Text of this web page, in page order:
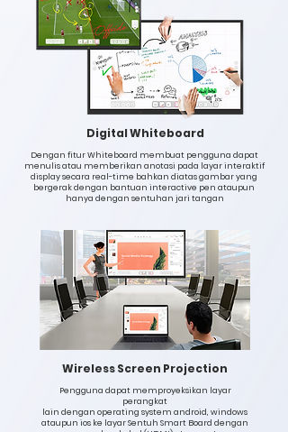
Digital Whiteboard
Dengan fitur Whiteboard membuat pengguna dapat
menulis atau memberikan anotasi pada layar interaktif
display secara real-time bahkan diatas gambar yang
bergerak dengan bantuan interactive pen ataupun
hanya dengan sentuhan jari tangan
Wireless Screen Projection
Pengguna dapat memproyeksikan layar
perangkat
lain dengan operating system android, windows
ataupun ios ke layar Sentuh Smart Board dengan